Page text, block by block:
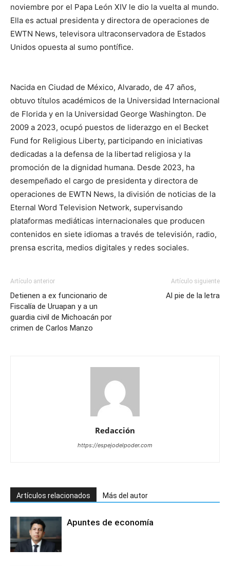
noviembre por el Papa León XIV le dio la vuelta al mundo.
Ella es actual presidenta y directora de operaciones de
EWTN News, televisora ultraconservadora de Estados
Unidos opuesta al sumo pontífice.
Nacida en Ciudad de México, Alvarado, de 47 años,
obtuvo títulos académicos de la Universidad Internacional
de Florida y en la Universidad George Washington. De
2009 a 2023, ocupó puestos de liderazgo en el Becket
Fund for Religious Liberty, participando en iniciativas
dedicadas a la defensa de la libertad religiosa y la
promoción de la dignidad humana. Desde 2023, ha
desempeñado el cargo de presidenta y directora de
operaciones de EWTN News, la división de noticias de la
Eternal Word Television Network, supervisando
plataformas mediáticas internacionales que producen
contenidos en siete idiomas a través de televisión, radio,
prensa escrita, medios digitales y redes sociales.
Artículo anterior
Detienen a ex funcionario de
Fiscalía de Uruapan y a un
guardia civil de Michoacán por
crimen de Carlos Manzo
Artículo siguiente
Al pie de la letra
Redacción
https://espejodelpoder.com
Artículos relacionados Más del autor
Apuntes de economía